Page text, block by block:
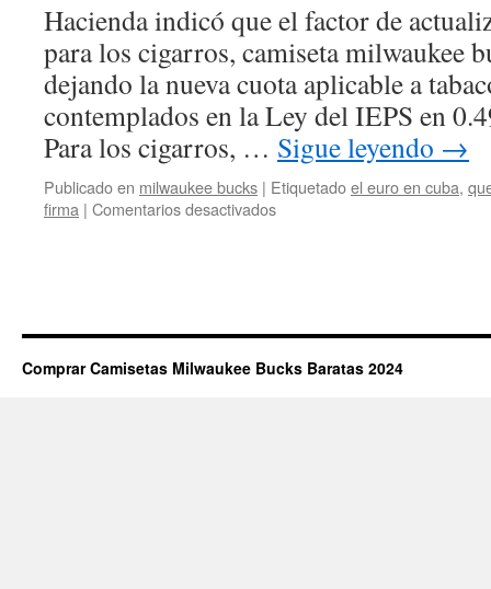
Hacienda indicó que el factor de
para los cigarros, camiseta milwaukee
dejando la nueva cuota aplicable a
contemplados en la Ley del IEPS en
Para los cigarros, … Sigue leyendo →
Publicado en milwaukee bucks | Etiquetadoel euro en cuba,
firma | Comentarios desactivadosen
Comprar Camisetas Milwaukee Bucks Baratas 2024